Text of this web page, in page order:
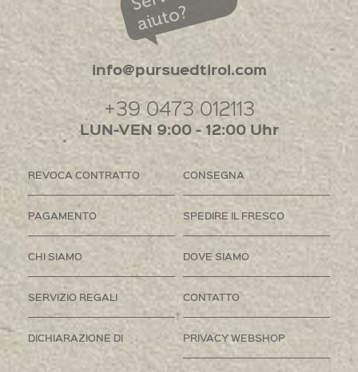
aiuto?
info@pursuedtirol.com
+39 0473 012113
LUN-VEN 9:00 - 12:00 Uhr
REVOCA CONTRATTO CONSEGNA
PAGAMENTO SPEDIRE IL FRESCO
CHI SIAMO DOVE SIAMO
SERVIZIO REGALI CONTATTO
DICHIARAZIONE DI PRIVACY WEBSHOP